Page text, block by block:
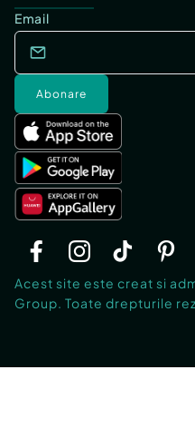
Email
Abonare
Acest site este creat si
Group. Toate drepturile